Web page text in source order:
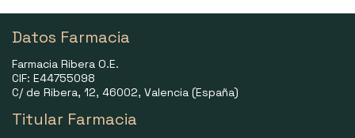
Datos Farmacia
Farmacia Ribera O.E.
CIF: E44755098
C/ de Ribera, 12, 46002, Valencia (España)
Titular Farmacia